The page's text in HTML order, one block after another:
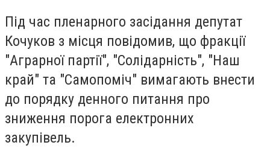
Під час пленарного засідання депутат
Кочуков з місця повідомив, що фракції
"Аграрної партії", "Солідарність", "Наш
край" та "Самопоміч" вимагають внести
до порядку денного питання про
зниження порога електронних
закупівель.